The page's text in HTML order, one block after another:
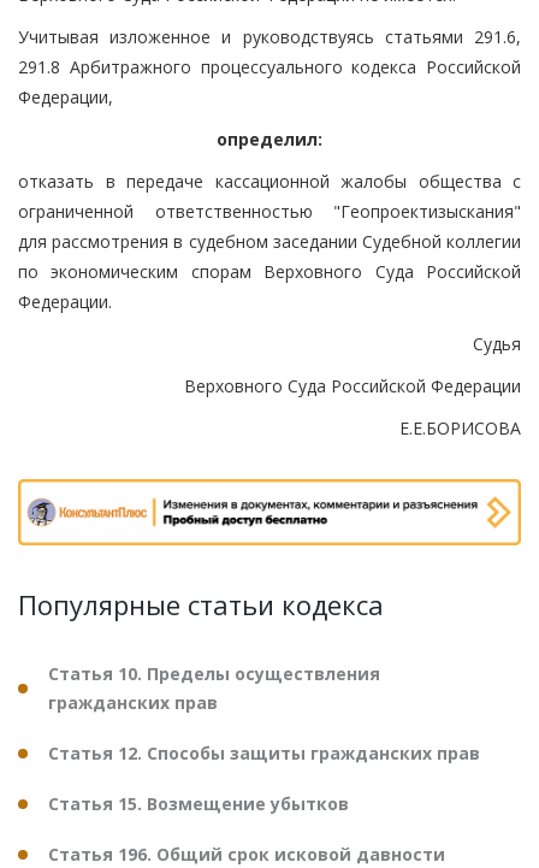
Учитывая изложенное и руководствуясь статьями 291.6,
291.8 Арбитражного процессуального кодекса Российской
Федерации,
определил:
отказать в передаче кассационной жалобы общества с
ограниченной ответственностью "Геопроектизыскания"
для рассмотрения в судебном заседании Судебной коллегии
по экономическим спорам Верховного Суда Российской
Федерации.
Судья
Верховного Суда Российской Федерации
Е.Е.БОРИСОВА
Популярные статьи кодекса
Статья 10. Пределы осуществления
гражданских прав
Статья 12. Способы защиты гражданских прав
Статья 15. Возмещение убытков
Статья 196. Общий срок исковой давности